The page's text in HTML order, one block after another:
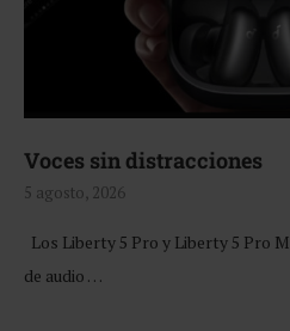
Voces sin distracciones
5 agosto, 2026
Los Liberty 5 Pro y Liberty 5 Pro
de audio …